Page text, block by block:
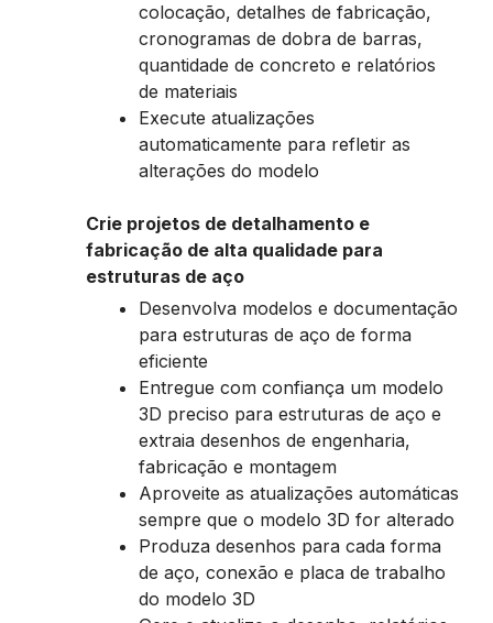
colocação, detalhes de fabricação,
cronogramas de dobra de barras,
quantidade de concreto e relatórios
de materiais
Execute atualizações
automaticamente para refletir as
alterações do modelo
Crie projetos de detalhamento e
fabricação de alta qualidade para
estruturas de aço
Desenvolva modelos e documentação
para estruturas de aço de forma
eficiente
Entregue com confiança um modelo
3D preciso para estruturas de aço e
extraia desenhos de engenharia,
fabricação e montagem
Aproveite as atualizações automáticas
sempre que o modelo 3D for alterado
Produza desenhos para cada forma
de aço, conexão e placa de trabalho
do modelo 3D